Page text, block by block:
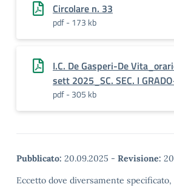
Circolare n. 33
pdf - 173 kb
I.C. De Gasperi-De
sett 2025_SC. SEC. I
pdf - 305 kb
Pubblicato: 20.09.2025 - Revisione:
Eccetto dove diversamente